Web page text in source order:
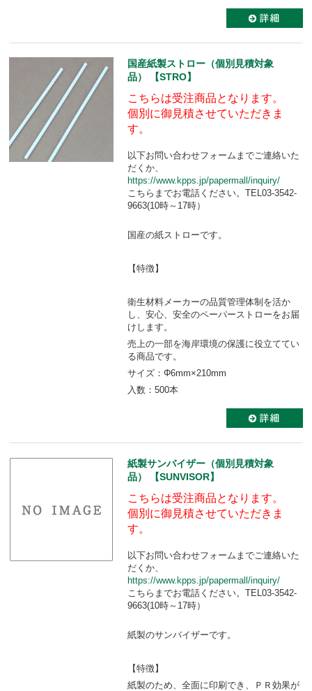
国産紙製ストロー（個別見積対象
品） 【STRO】
こちらは受注商品となります。
個別に御見積させていただきま
す。
以下お問い合わせフォームまでご連絡いた
だくか、
https://www.kpps.jp/papermall/inquiry/
こちらまでお電話ください。TEL03-3542-
9663(10時～17時）
国産の紙ストローです。
【特徴】
衛生材料メーカーの品質管理体制を活か
し、安心、安全のペーパーストローをお届
けします。
売上の一部を海岸環境の保護に役立ててい
る商品です。
サイズ：Φ6mm×210mm
入数：500本
紙製サンバイザー（個別見積対象
品） 【SUNVISOR】
こちらは受注商品となります。
個別に御見積させていただきま
す。
以下お問い合わせフォームまでご連絡いた
だくか、
https://www.kpps.jp/papermall/inquiry/
こちらまでお電話ください。TEL03-3542-
9663(10時～17時）
紙製のサンバイザーです。
【特徴】
紙製のため、全面に印刷でき、ＰＲ効果が